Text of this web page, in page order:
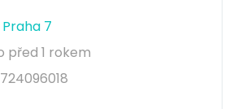
Praha 7
před 1 rokem